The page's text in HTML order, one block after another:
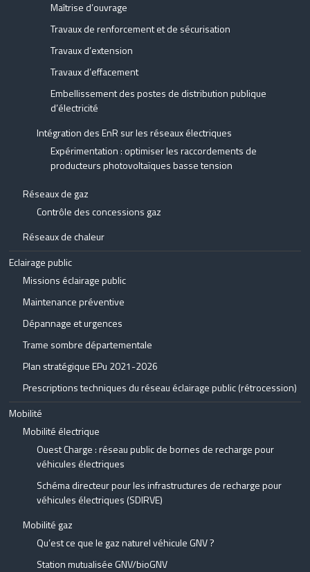
Maîtrise d’ouvrage
Travaux de renforcement et de sécurisation
Travaux d’extension
Travaux d’effacement
Embellissement des postes de distribution publique
d’électricité
Intégration des EnR sur les réseaux électriques
Expérimentation : optimiser les raccordements de
producteurs photovoltaïques basse tension
Réseaux de gaz
Contrôle des concessions gaz
Réseaux de chaleur
Eclairage public
Missions éclairage public
Maintenance préventive
Dépannage et urgences
Trame sombre départementale
Plan stratégique EPu 2021-2026
Prescriptions techniques du réseau éclairage public (rétrocession)
Mobilité
Mobilité électrique
Ouest Charge : réseau public de bornes de recharge pour
véhicules électriques
Schéma directeur pour les infrastructures de recharge pour
véhicules électriques (SDIRVE)
Mobilité gaz
Qu’est ce que le gaz naturel véhicule GNV ?
Station mutualisée GNV/bioGNV